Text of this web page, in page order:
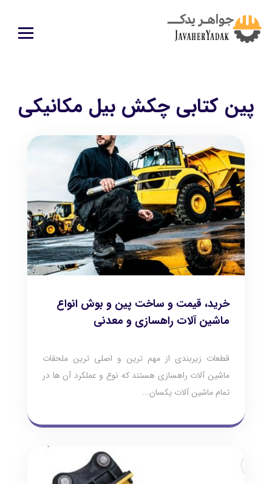
پین کتابی چکش بیل مکانیکی
خرید، قیمت و ساخت پین و بوش انواع
ماشین آلات راهسازی و معدنی
قطعات زیربندی از مهم ترین و اصلی ترین ملحقات
ماشین آلات راهسازی هستند که نوع و عملکرد آن ها در
تمام ماشین آلات یکسان...